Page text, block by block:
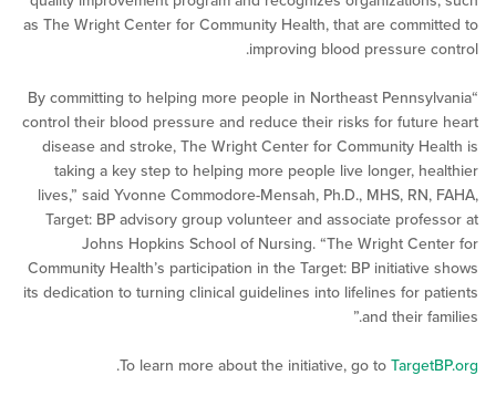
as The Wright Center for Community Health, that are
improving blood
“By committing to helping more people in Northeast
control their blood pressure and reduce their risks for
disease and stroke, The Wright Center for Community
taking a key step to helping more people live longer,
lives,” said Yvonne Commodore-Mensah, Ph.D., MHS,
Target: BP advisory group volunteer and associate
Johns Hopkins School of Nursing. “The Wright
Community Health’s participation in the Target: BP
its dedication to turning clinical guidelines into lifelines for
and their
To learn more about the initiative, go to
.